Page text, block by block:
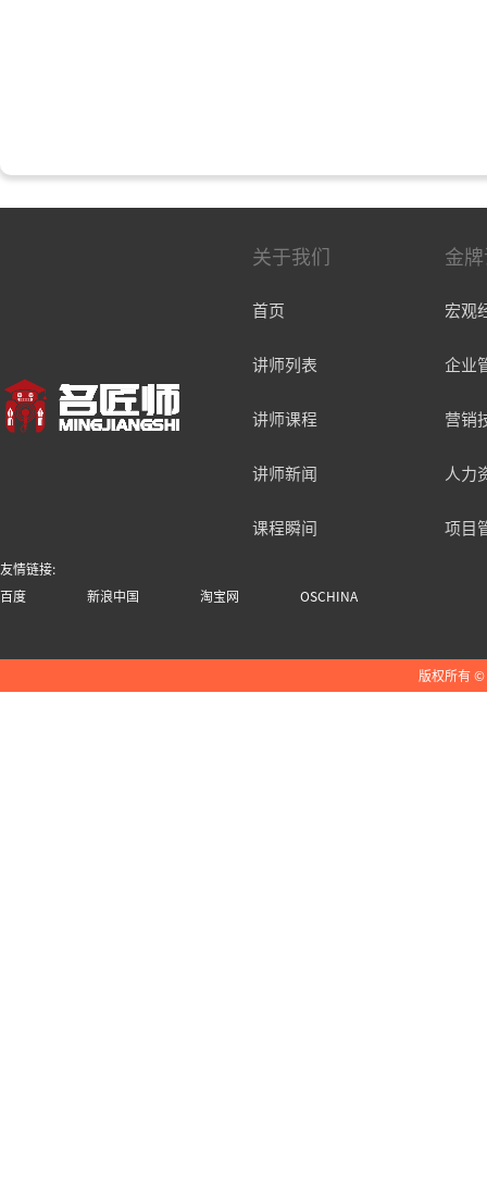
关于我们
首页
讲师列表
讲师课程
讲师新闻
课程瞬间
金
宏观
企业
营销
人力
项目
友情链接:
百度 新浪中国 淘宝网 OSCHINA
版权所有